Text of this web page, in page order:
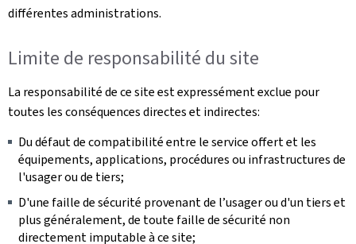
différentes administrations.
Limite de responsabilité du site
La responsabilité de ce site est expressément exclue pour
toutes les conséquences directes et indirectes:
Du défaut de compatibilité entre le service offert et les
équipements, applications, procédures ou infrastructures de
l'usager ou de tiers;
D'une faille de sécurité provenant de l’usager ou d'un tiers et
plus généralement, de toute faille de sécurité non
directement imputable à ce site;